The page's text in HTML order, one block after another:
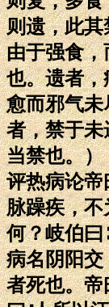
则遗，此
由于强食
也。遗者，
愈而邪气
者，禁于
当禁也。）
评热病论帝
脉躁疾，
何？岐伯曰∶
病名阴阳
者死也。帝